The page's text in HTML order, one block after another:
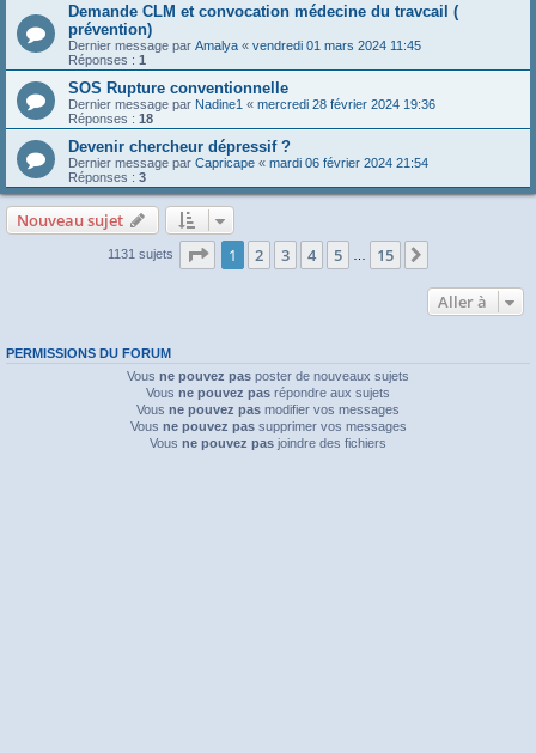
Demande CLM et convocation médecine du travcail (
prévention)
Dernier message par Amalya « vendredi 01 mars 2024 11:45
Réponses : 1
SOS Rupture conventionnelle
Dernier message par Nadine1 « mercredi 28 février 2024 19:36
Réponses : 18
Devenir chercheur dépressif ?
Dernier message par Capricape « mardi 06 février 2024 21:54
Réponses : 3
Nouveau sujet
1131 sujets Page 1sur15
1 2 3 4 5 15
Aller à
PERMISSIONS DU FORUM
Vous ne pouvez pas poster de nouveaux sujets
Vous ne pouvez pas répondre aux sujets
Vous ne pouvez pas modifier vos messages
Vous ne pouvez passupprimer vos messages
Vous ne pouvez pas joindre des fichiers